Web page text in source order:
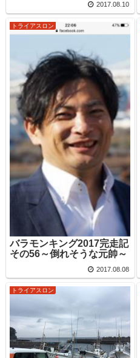
2017.08.10
トライアスロン
バラモンキング2017完走記
その56～倒れそうな元帥～
2017.08.08
トライアスロン